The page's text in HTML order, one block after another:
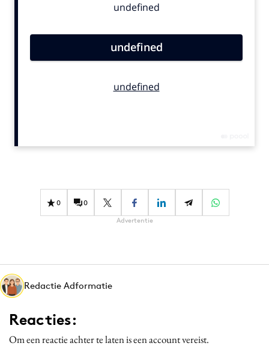
Contentmarketing
Effectiviteit
Gedragsverandering
Martech
Media
Merkstrategie
Programmatic
0 0
Advertentie
Redactie Adformatie
Reacties:
Om een reactie achter te laten is een account vereist.